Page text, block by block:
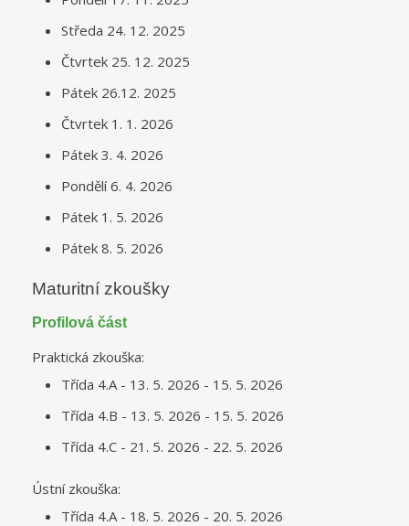
Středa 24. 12. 2025
Čtvrtek 25. 12. 2025
Pátek 26.12. 2025
Čtvrtek 1. 1. 2026
Pátek 3. 4. 2026
Pondělí 6. 4. 2026
Pátek 1. 5. 2026
Pátek 8. 5. 2026
Maturitní zkoušky
Profilová část
Praktická zkouška:
Třída 4.A - 13. 5. 2026 - 15. 5. 2026
Třída 4.B - 13. 5. 2026 - 15. 5. 2026
Třída 4.C - 21. 5. 2026 - 22. 5. 2026
Ústní zkouška:
Třída 4.A - 18. 5. 2026 - 20. 5. 2026